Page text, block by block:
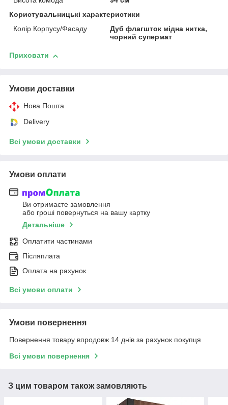
Користувальницькі характеристики
Колір Корпусу/Фасаду
Дуб флагшток мідна нитка,
чорний супермат
Приховати
Умови доставки
Нова Пошта
Delivery
Всі умови доставки
Умови оплати
Ви отримаєте замовлення
або гроші повернуться на вашу картку
Детальніше
Оплатити частинами
Післяплата
Оплата на рахунок
Всі умови оплати
Умови повернення
Повернення товару впродовж 14 днів за рахунок покупця
Всі умови повернення
З цим товаром також замовляють